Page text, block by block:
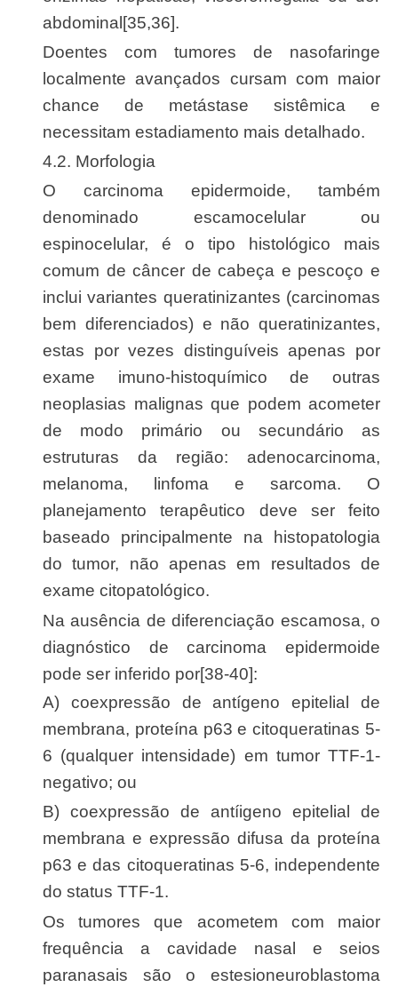
abdominal[35,36].
Doentes com tumores de nasofaringe
localmente avançados cursam com maior
chance de metástase sistêmica e
necessitam estadiamento mais detalhado.
4.2. Morfologia
O carcinoma epidermoide, também
denominado escamocelular ou
espinocelular, é o tipo histológico mais
comum de câncer de cabeça e pescoço e
inclui variantes queratinizantes (carcinomas
bem diferenciados) e não queratinizantes,
estas por vezes distinguíveis apenas por
exame imuno-histoquímico de outras
neoplasias malignas que podem acometer
de modo primário ou secundário as
estruturas da região: adenocarcinoma,
melanoma, linfoma e sarcoma. O
planejamento terapêutico deve ser feito
baseado principalmente na histopatologia
do tumor, não apenas em resultados de
exame citopatológico.
Na ausência de diferenciação escamosa, o
diagnóstico de carcinoma epidermoide
pode ser inferido por[38-40]:
a) coexpressão de antígeno epitelial de
membrana, proteína p63 e citoqueratinas 5-
6 (qualquer intensidade) em tumor TTF-1-
negativo; ou
b) coexpressão de antíigeno epitelial de
membrana e expressão difusa da proteína
p63 e das citoqueratinas 5-6, independente
do status TTF-1.
Os tumores que acometem com maior
frequência a cavidade nasal e seios
paranasais são o estesioneuroblastoma